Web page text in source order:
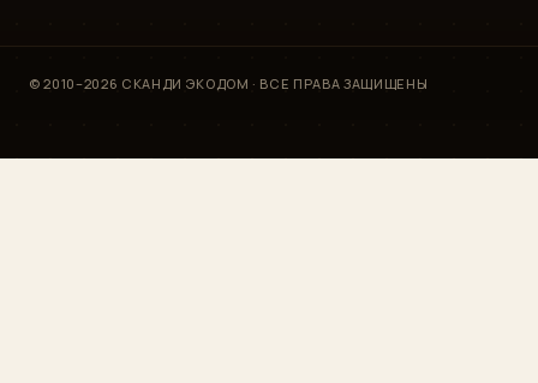
© 2010–2026 СКАНДИ ЭКОДОМ · ВСЕ ПРАВА ЗАЩИЩЕНЫ